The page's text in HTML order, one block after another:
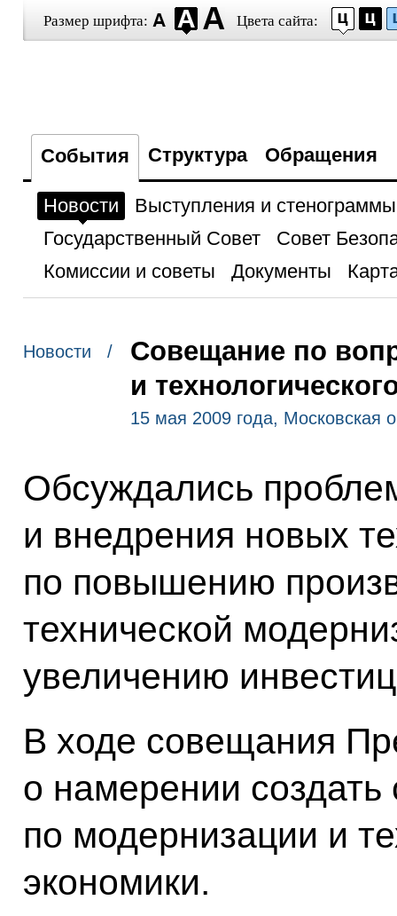
Размер шрифта: Цвета сайта:
События Структура Обращения
Новости
Выступления и стенограммы
Государственный Совет
Совет
Комиссии и советы
Документы
Новости /
Совещание по
и
15 мая 2009 года, Московская
Обсуждались
и внедрения новых
по повышению
технической
увеличению
В ходе совещания
о намерении
по модернизации и
экономики.